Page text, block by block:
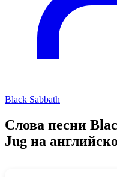
Black Sabbath
Слова песни
Jug на